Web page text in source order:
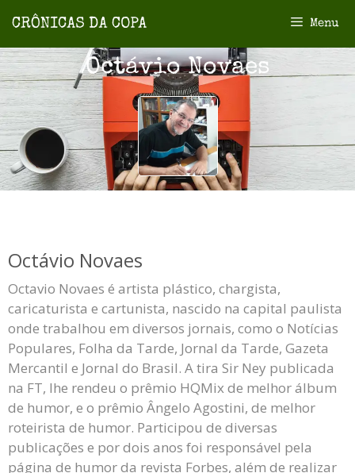
Menu
Octávio Novaes
Octávio Novaes
Octavio Novaes é artista plástico, chargista,
caricaturista e cartunista, nascido na capital paulista
onde trabalhou em diversos jornais, como o Notícias
Populares, Folha da Tarde, Jornal da Tarde, Gazeta
Mercantil e Jornal do Brasil. A tira Sir Ney publicada
na FT, lhe rendeu o prêmio HQMix de melhor álbum
de humor, e o prêmio Ângelo Agostini, de melhor
roteirista de humor. Participou de diversas
publicações e por dois anos foi responsável pela
página de humor da revista Forbes, além de realizar